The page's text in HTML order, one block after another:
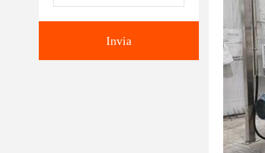
Invia